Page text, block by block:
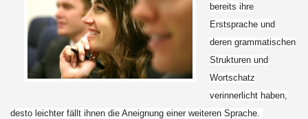
bereits ihre
Erstsprache und
deren grammatischen
Strukturen und
Wortschatz
verinnerlicht haben,
desto leichter fällt ihnen die Aneignung einer weiteren Sprache.